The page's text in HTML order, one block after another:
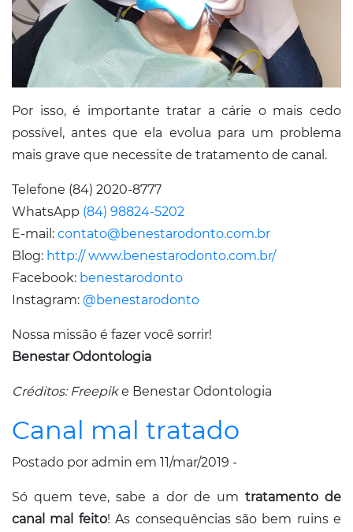
Por isso, é importante tratar a cárie o mais cedo
possível, antes que ela evolua para um problema
mais grave que necessite de tratamento de canal.
Telefone (84) 2020-8777
WhatsApp (84) 98824-5202
E-mail: contato@benestarodonto.com.br
Blog: http:// www.benestarodonto.com.br/
Facebook: benestarodonto
Instagram: @benestarodonto
Nossa missão é fazer você sorrir!
Benestar Odontologia
Créditos: Freepike Benestar Odontologia
Canal mal tratado
Postado por admin em 11/mar/2019 -
Só quem teve, sabe a dor de um tratamento de
canal mal feito! As consequências são bem ruins e